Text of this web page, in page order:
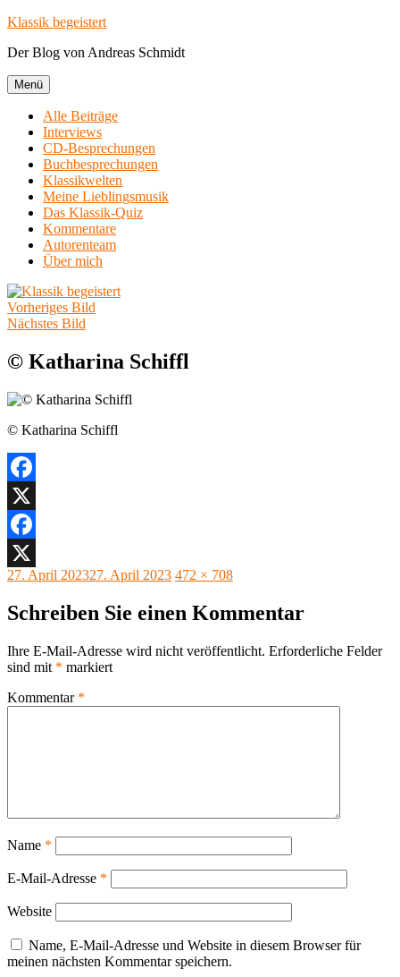
Zum
springen
Klassik begeistert
Der Blog von Andreas Schmidt
Menü
Alle Beiträge
Interviews
CD-Besprechungen
Buchbesprechungen
Klassikwelten
Meine Lieblingsmusik
Das Klassik-Quiz
Kommentare
Autorenteam
Über mich
Vorheriges Bild
Nächstes Bild
© Katharina Schiffl
© Katharina Schiffl
Facebook
X
Facebook
X
Veröffentlicht
27. April 202327. April 2023 Originalgröße
472 × 708
Schreiben Sie einen Kommentar
Ihre E-Mail-Adresse wird nicht veröffentlicht. Erforderliche Felder
sind mit * markiert
Kommentar *
Name *
E-Mail-Adresse *
Website
Name, E-Mail-Adresse und Website in diesem Browser für
meinen nächsten Kommentar speichern.